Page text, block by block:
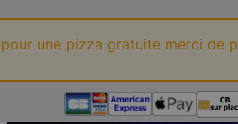
une pizza gratuite merci de